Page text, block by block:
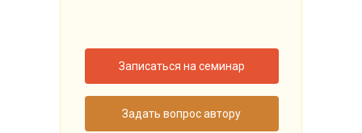
Записаться на семинар
Задать вопрос автору